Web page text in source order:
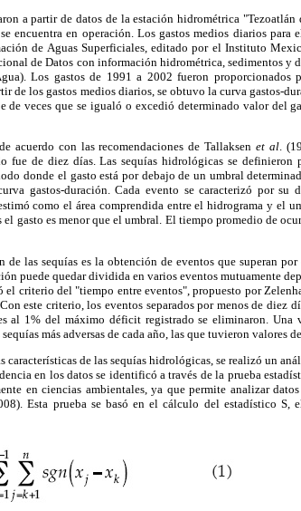
a partir de datos de la estación hidrométrica "Tezoatlán
encuentra en operación. Los gastos medios diarios para
de Aguas Superficiales, editado por el Instituto
de Datos con información hidrométrica, sedimentos y
Los gastos de 1991 a 2002 fueron proporcionados
de los gastos medios diarios, se obtuvo la curva gastos-
de veces que se igualó o excedió determinado valor del
acuerdo con las recomendaciones de Tallaksenet al .
fue de diez días. Las sequías hidrológicas se definieron
donde el gasto está por debajo de un umbral
gastos-duración. Cada evento se caracterizó por su
como el área comprendida entre el hidrograma y el
gasto es menor que el umbral. El tiempo promedio de
de las sequías es la obtención de eventos que superan
puede quedar dividida en varios eventos mutuamente
el criterio del "tiempo entre eventos", propuesto por
este criterio, los eventos separados por menos de diez
al 1% del máximo déficit registrado se eliminaron. Una
más adversas de cada año, las que tuvieron valores
de las sequías hidrológicas, se realizó un
en los datos se identificó a través de la prueba
en ciencias ambientales, ya que permite analizar
Esta prueba se basó en el cálculo del estadístico S,